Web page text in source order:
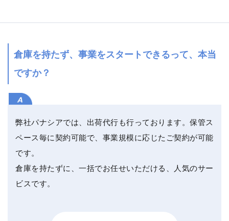
倉庫を持たず、事業をスタートできるって、本当
ですか？
弊社パナシアでは、出荷代行も行っております。保管ス
ペース毎に契約可能で、事業規模に応じたご契約が可能
です。
倉庫を持たずに、一括でお任せいただける、人気のサー
ビスです。